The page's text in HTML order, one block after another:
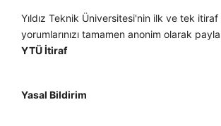
Yıldız Teknik Üniversitesi'nin ilk ve tek
yorumlarınızı tamamen anonim olarak
YTÜ İtiraf
Yasal Bildirim